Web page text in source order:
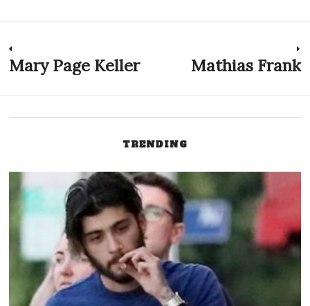
Navigation
de
Previous
Mary Page Keller Mathias Frank
TRENDING